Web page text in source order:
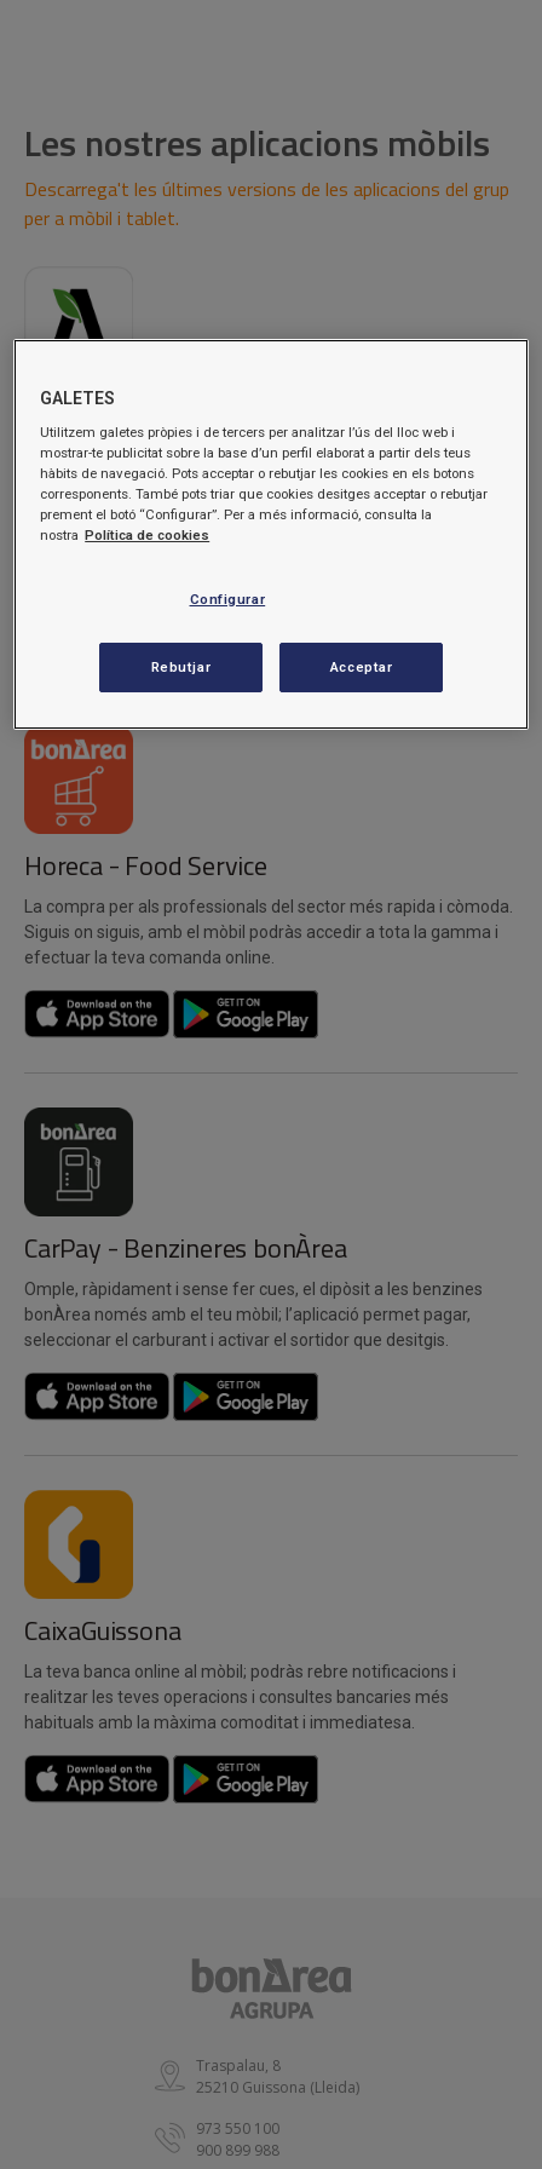
Les nostres aplicacions mòbils
Descarrega't les últimes versions de les aplicacions del grup
per a mòbil i tablet.
bonÀrea fan
bonÀrea fan és la nova aplicació mòbil per a clients que et
permet gaudir de tots els avantatges de bonÀrea de manera
fàcil i pràctica. Amb aquesta app, podràs accedir a descomptes
exclusius, als teus tiquets digitals, participar en sortejos, inspirar-
Horeca - Food Service
La compra per als professionals del sector més rapida i còmoda.
Siguis on siguis, amb el mòbil podràs accedir a tota la gamma i
efectuar la teva comanda online.
CarPay - Benzineres bonÀrea
Omple, ràpidament i sense fer cues, el dipòsit a les benzines
bonÀrea només amb el teu mòbil; l’aplicació permet pagar,
seleccionar el carburant i activar el sortidor que desitgis.
CaixaGuissona
La teva banca online al mòbil; podràs rebre notificacions i
realitzar les teves operacions i consultes bancaries més
habituals amb la màxima comoditat i immediatesa.
Traspalau, 8
25210 Guissona (Lleida)
973 550 100
900 899 988
GALETES
Utilitzem galetes pròpies i de tercers per analitzar l’ús del lloc web i
mostrar-te publicitat sobre la base d’un perfil elaborat a partir dels teus
hàbits de navegació. Pots acceptar o rebutjar les cookies en els botons
corresponents. També pots triar que cookies desitges acceptar o rebutjar
prement el botó “Configurar”. Per a més informació, consulta la
nostra Política de cookies
Configurar
Rebutjar Acceptar